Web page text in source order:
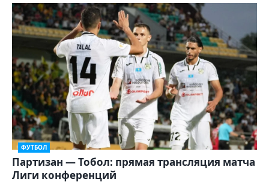
ФУТБОЛ
Партизан — Тобол: прямая трансляция матча
Лиги конференций